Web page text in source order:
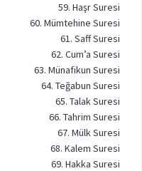
59. Haşr Suresi
60. Mümtehine Suresi
61. Saff Suresi
62. Cum’a Suresi
63. Münafikun Suresi
64. Teğabun Suresi
65. Talak Suresi
66. Tahrim Suresi
67. Mülk Suresi
68. Kalem Suresi
69. Hakka Suresi